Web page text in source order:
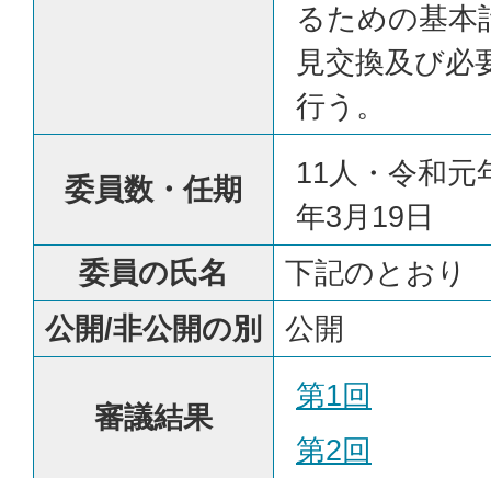
るための基本
見交換及び必
行う。
委員数・任期
11人・令和元
年3月19日
委員の氏名
下記のとおり
公開/非公開の別
公開
審議結果
第1回
第2回